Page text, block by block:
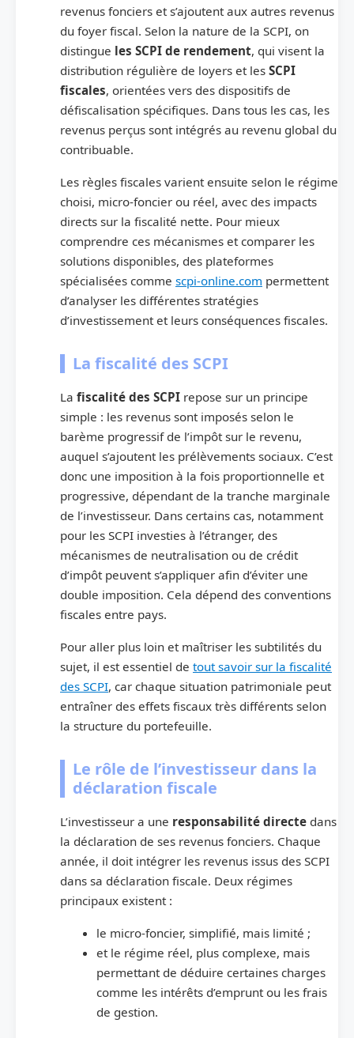
revenus fonciers et s’ajoutent aux autres revenus
du foyer fiscal. Selon la nature de la SCPI, on
distingue les SCPI de rendement, qui visent la
distribution régulière de loyers et les SCPI
fiscales, orientées vers des dispositifs de
défiscalisation spécifiques. Dans tous les cas, les
revenus perçus sont intégrés au revenu global du
contribuable.
Les règles fiscales varient ensuite selon le régime
choisi, micro-foncier ou réel, avec des impacts
directs sur la fiscalité nette. Pour mieux
comprendre ces mécanismes et comparer les
solutions disponibles, des plateformes
spécialisées comme scpi-online.com permettent
d’analyser les différentes stratégies
d’investissement et leurs conséquences fiscales.
La fiscalité des SCPI
La fiscalité des SCPI repose sur un principe
simple : les revenus sont imposés selon le
barème progressif de l’impôt sur le revenu,
auquel s’ajoutent les prélèvements sociaux. C’est
donc une imposition à la fois proportionnelle et
progressive, dépendant de la tranche marginale
de l’investisseur. Dans certains cas, notamment
pour les SCPI investies à l’étranger, des
mécanismes de neutralisation ou de crédit
d’impôt peuvent s’appliquer afin d’éviter une
double imposition. Cela dépend des conventions
fiscales entre pays.
Pour aller plus loin et maîtriser les subtilités du
sujet, il est essentiel de tout savoir sur la fiscalité
des SCPI, car chaque situation patrimoniale peut
entraîner des effets fiscaux très différents selon
la structure du portefeuille.
Le rôle de l’investisseur dans la
déclaration fiscale
L’investisseur a une responsabilité directe dans
la déclaration de ses revenus fonciers. Chaque
année, il doit intégrer les revenus issus des SCPI
dans sa déclaration fiscale. Deux régimes
principaux existent :
le micro-foncier, simplifié, mais limité ;
et le régime réel, plus complexe, mais
permettant de déduire certaines charges
comme les intérêts d’emprunt ou les frais
de gestion.